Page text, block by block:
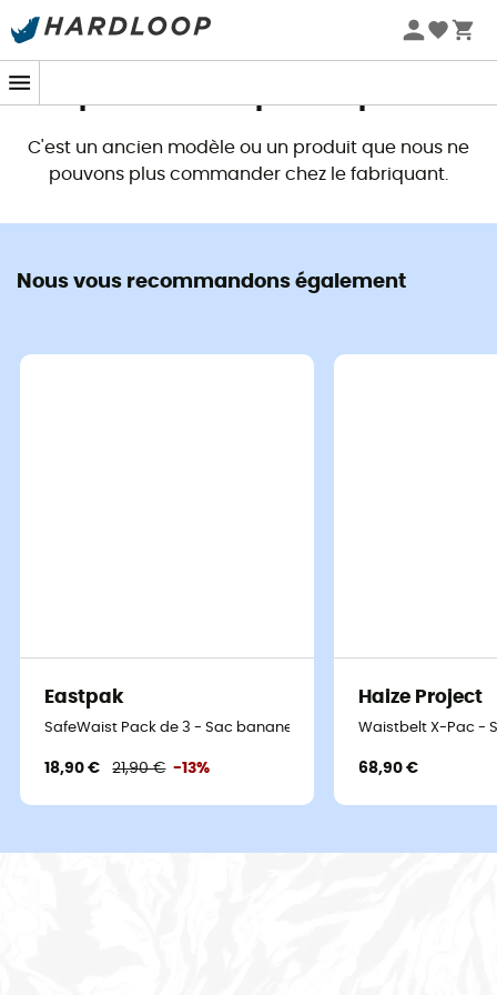
Promos d'été 🔥 -5 % EXTRA dès 2 produits* code Summer5
C'est un ancien modèle ou un produit que nous ne
pouvons plus commander chez le fabriquant.
Nous vous recommandons également
Eastpak
SafeWaist Pack de 3 - Sac banane
18,90 € 21,90 € -13%
Haize Project
Waistbelt X-Pac -
68,90 €